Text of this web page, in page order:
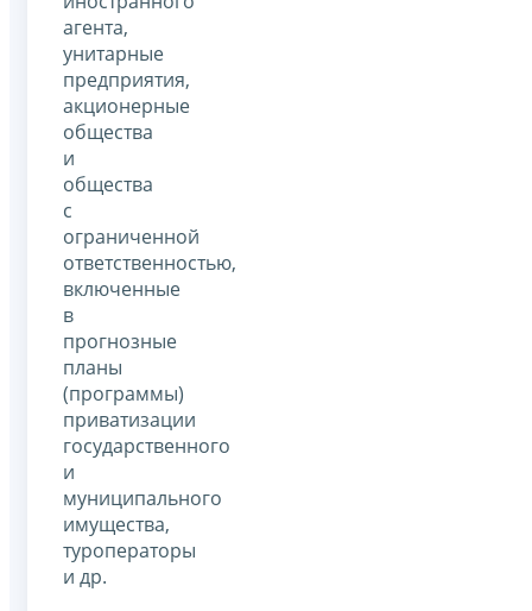
агента,
унитарные
предприятия,
акционерные
общества
и
общества
с
ограниченной
ответственностью,
включенные
в
прогнозные
планы
(программы)
приватизации
государственного
и
муниципального
имущества,
туроператоры
и др.